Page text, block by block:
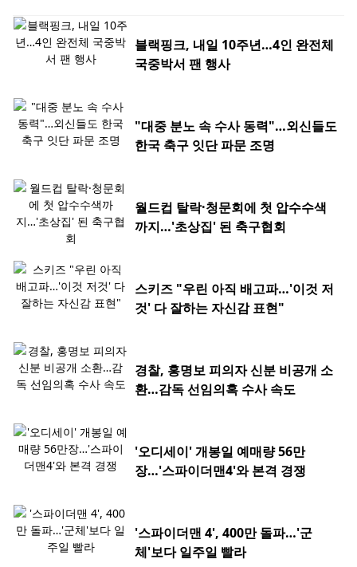
블랙핑크, 내일 10주년…4인 완전체
국중박서 팬 행사
"대중 분노 속 수사 동력"…외신들도
한국 축구 잇단 파문 조명
월드컵 탈락·청문회에 첫 압수수색
까지…'초상집' 된 축구협회
스키즈 "우린 아직 배고파…'이것 저
것' 다 잘하는 자신감 표현"
경찰, 홍명보 피의자 신분 비공개 소
환…감독 선임의혹 수사 속도
'오디세이' 개봉일 예매량 56만
장…'스파이더맨4'와 본격 경쟁
'스파이더맨 4', 400만 돌파…'군
체'보다 일주일 빨라